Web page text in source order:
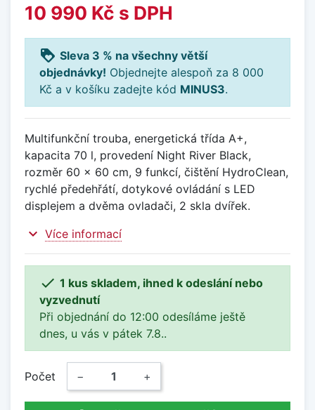
10 990 Kč s DPH
loyalty Sleva 3 % na všechny větší
objednávky! Objednejte alespoň za 8 000
Kč a v košíku zadejte kód MINUS3.
Multifunkční trouba, energetická třída A+,
kapacita 70 l, provedení Night River Black,
rozměr 60 x 60 cm, 9 funkcí, čištění HydroClean,
rychlé předehřátí, dotykové ovládání s LED
displejem a dvěma ovladači, 2 skla dvířek.
expand_more Více informací
 1 kus skladem, ihned k odeslání nebo
vyzvednutí
Při objednání do 12:00 odesíláme ještě
dnes, u vás v pátek 7.8..
Počet − +